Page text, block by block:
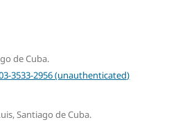
de Cuba.
3533-2956 (unauthenticated)
Santiago de Cuba.